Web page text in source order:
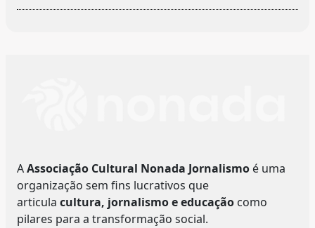
AAssociação Cultural Nonada Jornalismo é uma
organização sem fins lucrativos que
articula cultura, jornalismo e educação como
pilares para a transformação social.